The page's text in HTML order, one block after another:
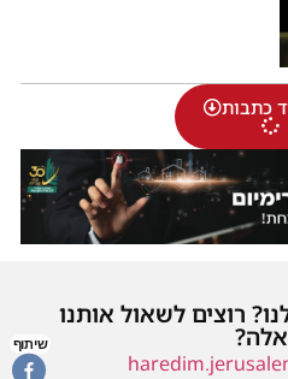
כתבות
רוצים לשאול אותנו
שיתוף